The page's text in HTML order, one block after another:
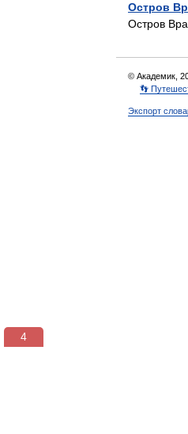
Остров
Остров
© Академик,
👣
Экспорт
3